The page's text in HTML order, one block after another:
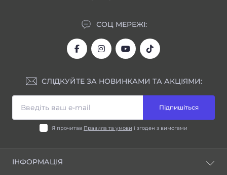
СОЦ МЕРЕЖІ:
СЛІДКУЙТЕ ЗА НОВИНКАМИ ТА АКЦІЯМИ:
Підпишіться
Я прочитав Правила та умови і згоден з вимогами
ІНФОРМАЦІЯ